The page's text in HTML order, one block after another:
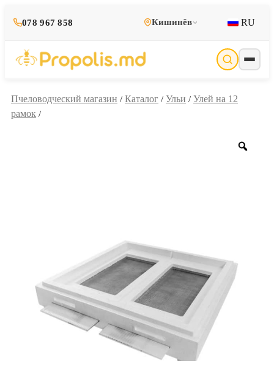
078 967 858 Кишинёв RU
Пчеловодческий магазин / Каталог / Ульи / Улей на 12
рамок /